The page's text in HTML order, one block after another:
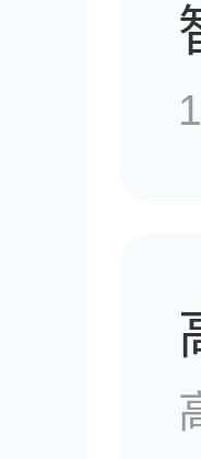
｜当“